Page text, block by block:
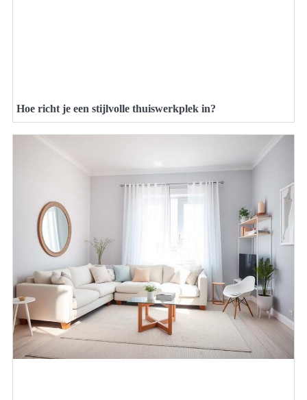
Hoe richt je een stijlvolle thuiswerkplek in?